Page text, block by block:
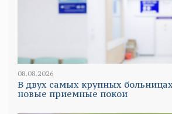
08.08.2026
В двух самых крупных
новые приемные покои